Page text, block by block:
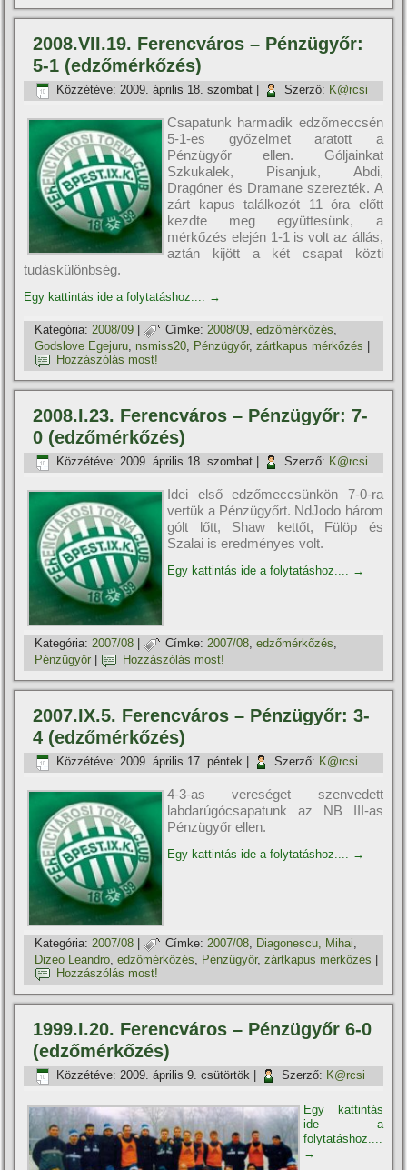
2008.VII.19. Ferencváros – Pénzügyőr:
5-1 (edzőmérkőzés)
Közzétéve: 2009. április 18. szombat Szerző: K@rcsi
Csapatunk harmadik edzőmeccsén
5-1-es győzelmet aratott a
Pénzügyőr ellen. Góljainkat
Szkukalek, Pisanjuk, Abdi,
Dragóner és Dramane szerezték. A
zárt kapus találkozót 11 óra előtt
kezdte meg együttesünk, a
mérkőzés elején 1-1 is volt az állás,
aztán kijött a két csapat közti
tudáskülönbség.
Egy kattintás ide a folytatáshoz.... →
Kategória: 2008/09 | Címke: 2008/09,edzőmérkőzés,
Godslove Egejuru nsmiss20 Pénzügyőr,zártkapus mérkőzés
Hozzászólás most!
2008.I.23. Ferencváros – Pénzügyőr: 7-
0 (edzőmérkőzés)
Közzétéve: 2009. április 18. szombat Szerző: K@rcsi
Idei első edzőmeccsünkön 7-0-ra
vertük a Pénzügyőrt. NdJodo három
gólt lőtt, Shaw kettőt, Fülöp és
Szalai is eredményes volt.
Egy kattintás ide a folytatáshoz.... →
Kategória: 2007/08 | Címke: 2007/08,edzőmérkőzés,
Pénzügyőr
Hozzászólás most!
2007.IX.5. Ferencváros – Pénzügyőr: 3-
4 (edzőmérkőzés)
Közzétéve: 2009. április 17. péntek Szerző: K@rcsi
4-3-as vereséget szenvedett
labdarúgócsapatunk az NB III-as
Pénzügyőr ellen.
Egy kattintás ide a folytatáshoz.... →
Kategória: 2007/08 Címke: 2007/08 Diagonescu, Mihai
Dizeo Leandro ,edzőmérkőzés Pénzügyőr,zártkapus mérkőzés |
Hozzászólás most!
1999.I.20. Ferencváros – Pénzügyőr 6-0
(edzőmérkőzés)
Közzétéve: 2009. április 9. csütörtök Szerző: K@rcsi
Egy kattintás
ide a
folytatáshoz....
→